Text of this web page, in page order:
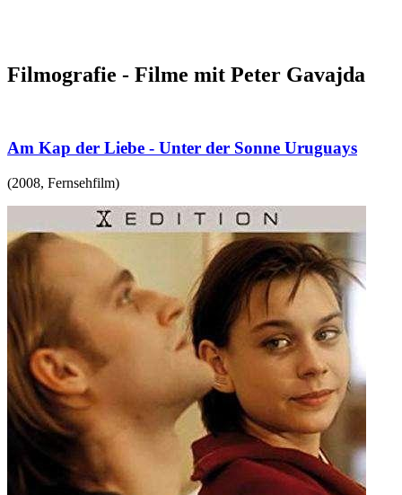
Filmografie - Filme mit Peter Gavajda
Am Kap der Liebe - Unter der Sonne Uruguays
(2008, Fernsehfilm)